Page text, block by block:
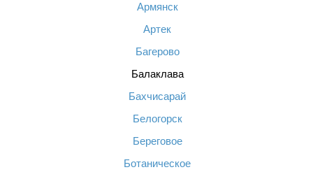
Армянск
Артек
Багерово
Балаклава
Бахчисарай
Белогорск
Береговое
Ботаническое